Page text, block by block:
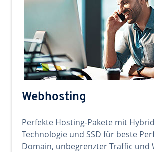
Webhosting
Perfekte Hosting-Pakete mit
Technologie und SSD für beste
Domain, unbegrenzter Traffic und